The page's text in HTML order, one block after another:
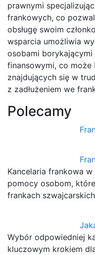
prawnymi
frankowych, co
obsługę swoim
wsparcia umożliwia
osobami
finansowymi, co
znajdujących się w
z zadłużeniem we
Polecamy
Kancelaria frankowa
pomocy osobom,
frankach
Wybór odpowiedniej
kluczowym krokiem